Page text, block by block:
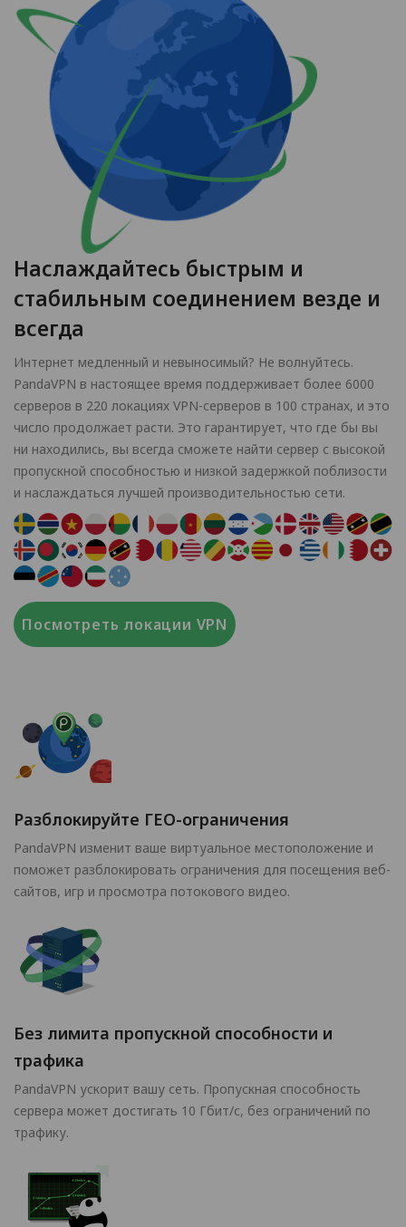
Наслаждайтесь быстрым и
стабильным соединением везде и
всегда
Интернет медленный и невыносимый? Не волнуйтесь.
PandaVPN в настоящее время поддерживает более 6000
серверов в 220 локациях VPN-серверов в 100 странах, и это
число продолжает расти. Это гарантирует, что где бы вы
ни находились, вы всегда сможете найти сервер с высокой
пропускной способностью и низкой задержкой поблизости
и наслаждаться лучшей производительностью сети.
Посмотреть локации VPN
Разблокируйте ГЕО-ограничения
PandaVPN изменит ваше виртуальное местоположение и
поможет разблокировать ограничения для посещения веб-
сайтов, игр и просмотра потокового видео.
Без лимита пропускной способности и
трафика
PandaVPN ускорит вашу сеть. Пропускная способность
сервера может достигать 10 Гбит/с, без ограничений по
трафику.